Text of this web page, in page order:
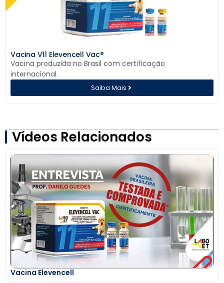
Saiba Mais
Vacina V11 Elevencell Vac®
Vacina produzida no Brasil com certificação
internacional.
Vídeos Relacionados
Vacina Elevencell